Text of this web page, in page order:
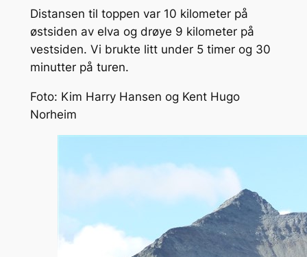
Distansen til toppen var 10 kilometer på
østsiden av elva og drøye 9 kilometer på
vestsiden. Vi brukte litt under 5 timer og 30
minutter på turen.
Foto: Kim Harry Hansen og Kent Hugo
Norheim